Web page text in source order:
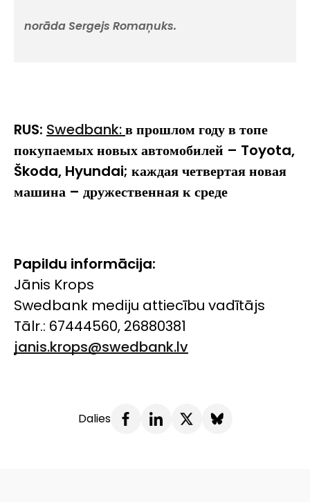
norāda Sergejs Romaņuks.
RUS: Swedbank:в прошлом году в топе
покупаемых новых автомобилей – Toyota,
Škoda, Hyundai; каждая четвертая новая
машина – дружественная к среде
Papildu informācija:
Jānis Krops
Swedbank mediju attiecību vadītājs
Tālr.: 67444560, 26880381
janis.krops@swedbank.lv
Dalies